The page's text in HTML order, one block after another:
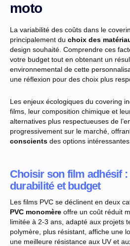
moto
La variabilité des coûts dans le
principalement du choix des
design souhaité. Comprendre ces
votre budget tout en obtenant un
environnemental de cette
une réflexion pour des choix plus
Les enjeux écologiques du covering
films, leur composition chimique et
alternatives plus respectueuses de
progressivement sur le marché,
conscients des options intéressantes.
Choisir son film adhésif
durabilité et budget
Les films PVC se déclinent en deux
PVC monomère offre un coût réduit
limitée à 2-3 ans, adapté aux projets
polymère, plus résistant, affiche une
une meilleure résistance aux UV et